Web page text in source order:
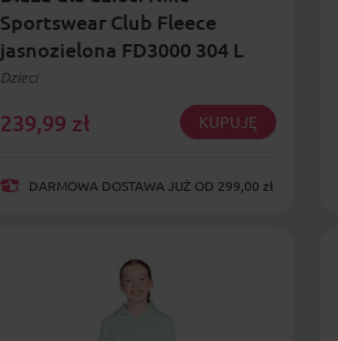
Sportswear Club Fleece
jasnozielona FD3000 304 L
Dzieci
239,99 zł KUPUJĘ
DARMOWA DOSTAWA JUŻ OD 299,00 zł